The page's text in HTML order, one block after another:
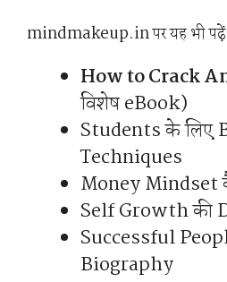
mindmakeup.in पर यह भी पढ़ें
How to Crack
विशेष eBook)
Students के लिए
Techniques
Money Mindset
Self Growth की
Successful
Biography